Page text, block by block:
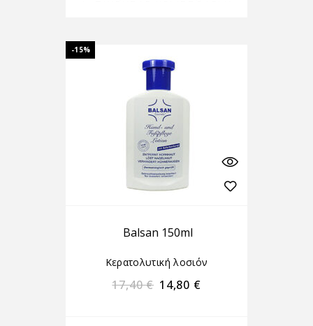
-15%
Balsan 150ml
Κερατολυτική λοσιόν
17,40€ 14,80 €